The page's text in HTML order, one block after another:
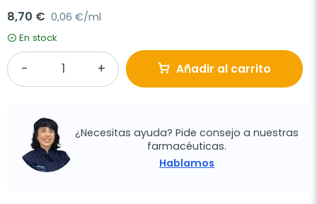
8,70 € 0,06 €/ml
En stock
Añadir al carrito
¿Necesitas ayuda? Pide consejo a nuestras
farmacéuticas.
Hablamos